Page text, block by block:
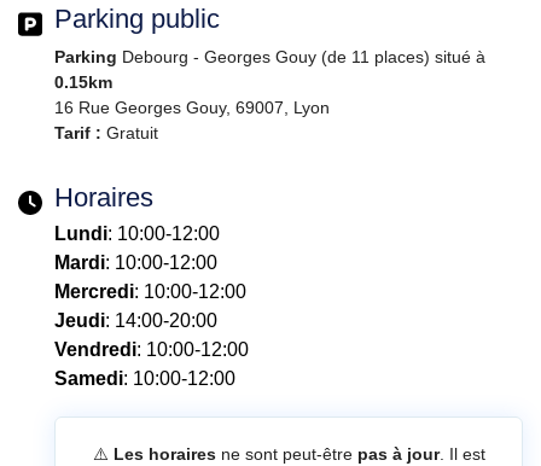
Parking public
Parking Debourg - Georges Gouy (de 11 places) situé à
0.15km
16 Rue Georges Gouy, 69007, Lyon
Tarif : Gratuit
Horaires
Lundi: 10:00-12:00
Mardi: 10:00-12:00
Mercredi: 10:00-12:00
Jeudi: 14:00-20:00
Vendredi: 10:00-12:00
Samedi: 10:00-12:00
⚠️ Les horairesne sont peut-être pas à jour. Il est